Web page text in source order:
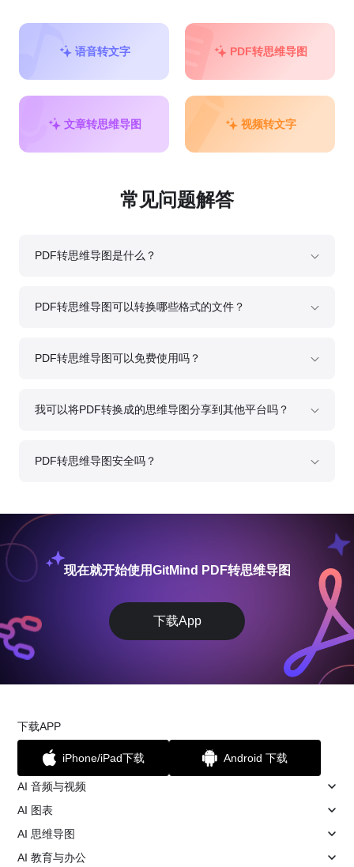
语音转文字 PDF转思维导图
文章转思维导图 视频转文字
常见问题解答
PDF转思维导图是什么？
PDF转思维导图可以转换哪些格式的文件？
成思维导图总结。
PDF转思维导图可以免费使用吗？
我可以将PDF转换成的思维导图分享到其他平台吗？
出为多种格式，方便本地保存。
PDF转思维导图安全吗？
现在就开始使用GitMind PDF转思维导图
下载App
下载APP
iPhone/iPad下载 Android 下载
AI 音频与视频
AI 图表
AI 思维导图
AI 教育与办公